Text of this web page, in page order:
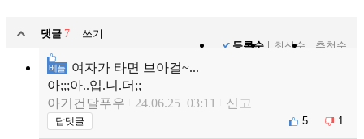
댓글 7
쓰기
등록순
최신순 추천순
베플
여자가 타면 브아걸~...
아;;;아..입.니.더;;
아기건달푸우
24.06.25 03:11 신고
답댓글 5 1